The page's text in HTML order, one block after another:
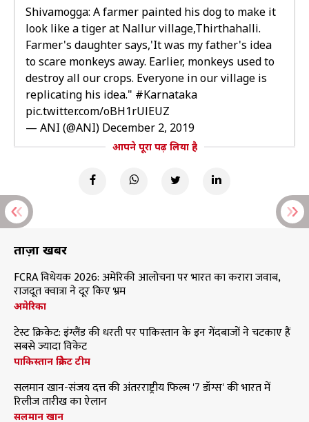
Shivamogga: A farmer painted his dog to make it
look like a tiger at Nallur village,Thirthahalli.
Farmer's daughter says,'It was my father's idea
to scare monkeys away. Earlier, monkeys used to
destroy all our crops. Everyone in our village is
replicating his idea." #Karnataka
pic.twitter.com/oBH1rUlEUZ
— ANI (@ANI) December 2, 2019
आपने पूरा पढ़ लिया है
ताज़ा खबरें
FCRA विधेयक 2026: अमेरिकी आलोचना पर भारत का करारा जवाब,
राजदूत क्वात्रा ने दूर किए भ्रम
अमेरिका
टेस्ट क्रिकेट: इंग्लैंड की धरती पर पाकिस्तान के इन गेंदबाजों ने चटकाए हैं
सबसे ज्यादा विकेट
पाकिस्तान क्रिकेट टीम
सलमान खान-संजय दत्त की अंतरराष्ट्रीय फिल्म '7 डॉग्स' की भारत में
रिलीज तारीख का ऐलान
सलमान खान